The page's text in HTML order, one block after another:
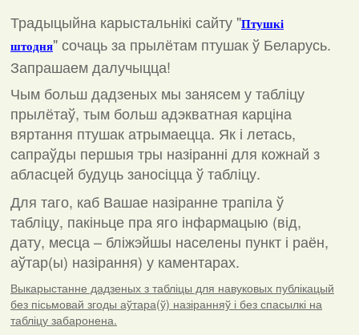
Традыцыйна карыстальнікі сайту "Птушкі
штодня"сочаць за прылётам птушак ў Беларусь.
Запрашаем далучыцца!
Чым больш дадзеных мы занясем у табліцу
прылётаў, тым больш адэкватная карціна
вяртання птушак атрымаецца. Як і летась,
сапраўды першыя тры назіранні для кожнай з
абласцей будуць заносіцца ў табліцу.
Для таго, каб Вашае назіранне трапіла ў
табліцу, пакіньце пра яго інфармацыю (від,
дату, месца – бліжэйшы населены пункт і раён,
аўтар(ы) назірання) у каментарах.
Выкарыстанне дадзеных з табліцы для навуковых публікацый
без пісьмовай згоды аўтара(ў) назіранняў і без спасылкі на
табліцу забаронена.